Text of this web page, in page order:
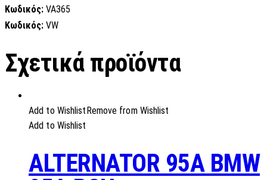
Κωδικός: VA365
Κωδικός: VW
Σχετικά προϊόντα
Add to Wishlist Remove from Wishlist
Add to Wishlist
ALTERNATOR 95A BMW